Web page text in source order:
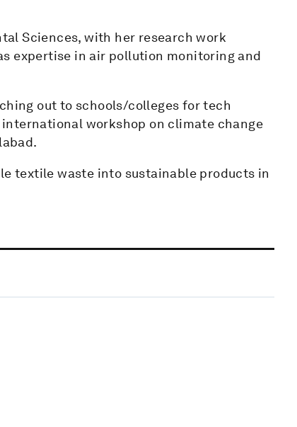
Sciences, with her research work
expertise in air pollution monitoring and
out to schools/colleges for tech
workshop on climate change
textile waste into sustainable products in